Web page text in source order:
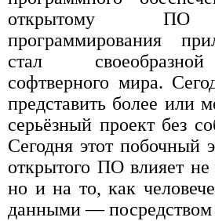
открытому ПО
программирования
стал
софтверного мира.
представить более или
серьёзный проект без
Сегодня этот побочный
открытого ПО влияет не
но и на то, как
данными — посредством